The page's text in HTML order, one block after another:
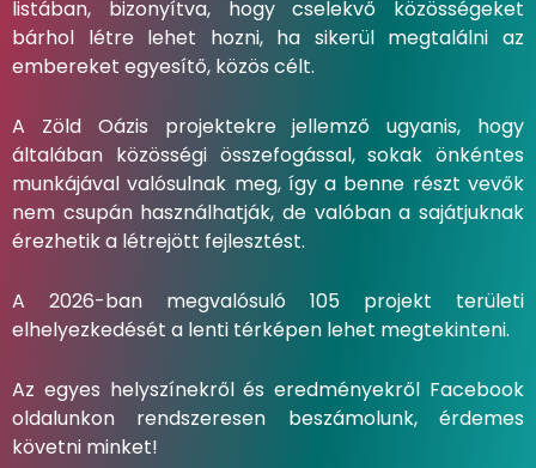
listában, bizonyítva, hogy cselekvő közösségeket
bárhol létre lehet hozni, ha sikerül megtalálni az
embereket egyesítő, közös célt.
A Zöld Oázis projektekre jellemző ugyanis, hogy
általában közösségi összefogással, sokak önkéntes
munkájával valósulnak meg, így a benne részt vevők
nem csupán használhatják, de valóban a sajátjuknak
érezhetik a létrejött fejlesztést.
A 2026-ban megvalósuló 105 projekt területi
elhelyezkedését a lenti térképen lehet megtekinteni.
Az egyes helyszínekről és eredményekről Facebook
oldalunkon rendszeresen beszámolunk, érdemes
követni minket!